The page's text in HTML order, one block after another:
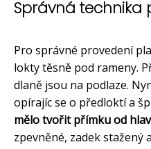
Správná technika
Pro správné provedení
lokty těsně pod rameny.
dlaně jsou na podlaze.
opírajíc se o předloktí a
mělo tvořit přímku od
zpevněné, zadek stažený